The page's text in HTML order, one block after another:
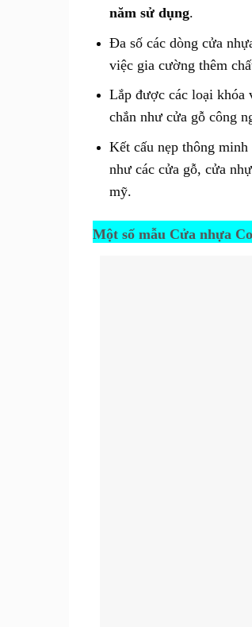
năm sử dụng.
Đa số các dòng cửa
việc gia cường thêm
Lắp được các loại khóa
chắn như cửa gỗ công
Kết cấu nẹp thông
như các cửa gỗ, cửa
mỹ.
Một số mẫu Cửa nhựa